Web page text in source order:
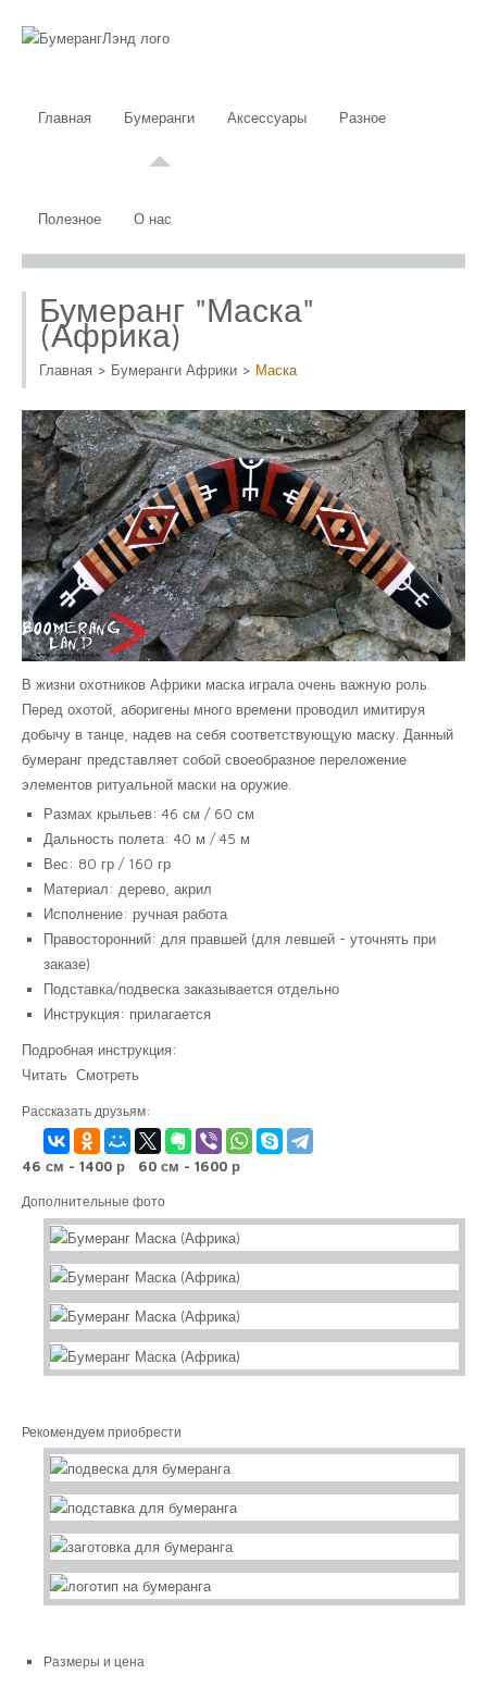
Главная Бумеранги Аксессуары Разное
Полезное О нас
Бумеранг "Маска"
(Африка)
Главная > Бумеранги Африки > Маска
В жизни охотников Африки маска играла очень важную роль.
Перед охотой, аборигены много времени проводил имитируя
добычу в танце, надев на себя соответствующую маску. Данный
бумеранг представляет собой своеобразное переложение
элементов ритуальной маски на оружие.
Размах крыльев: 46 см / 60 см
Дальность полета: 40 м / 45 м
Вес: 80 гр / 160 гр
Материал: дерево, акрил
Исполнение: ручная работа
Правосторонний: для правшей (для левшей - уточнять при
заказе)
Подставка/подвеска заказывается отдельно
Инструкция: прилагается
Подробная инструкция:
Читать Смотреть
Рассказать друзьям:
46 см - 1400 р 60 см - 1600 р
Дополнительные фото
Рекомендуем приобрести
Размеры и цена